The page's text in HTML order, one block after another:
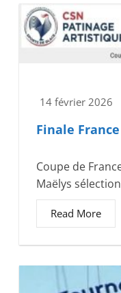
14 février 2026
Finale
Coupe de
Maëlys
Read More